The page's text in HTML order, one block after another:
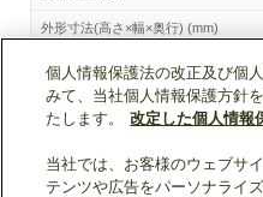
外形寸法(高さ×幅×奥行) (mm)
CAHV-
個人情報保護法の改正及び個
みて、当社個人情報保護方針
たします。
改定した個人情報
当社では、お客様のウェブサ
テンツや広告をパーソナライ